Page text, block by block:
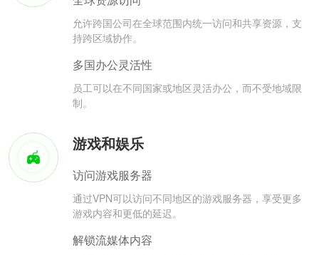
允许跨国公司在全球范围内统一访问和共享资源，支
持跨区域协作。
多国办公灵活性
员工可以在不同国家或地区灵活办公，而不受地域限
制。
游戏和娱乐
访问游戏服务器
通过VPN可以访问不同地区的游戏服务器，享受更多
游戏内容和更低的延迟。
解锁流媒体内容